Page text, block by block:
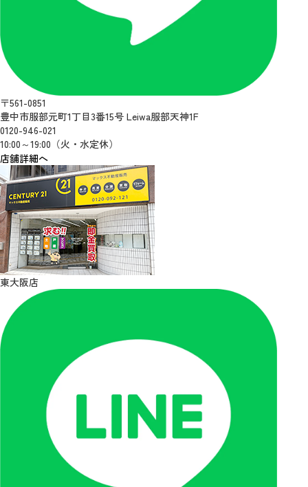
〒561-0851
豊中市服部元町1丁目3番15号 Leiwa服部天神1F
0120-946-021
10:00～19:00（火・水定休）
店舗詳細へ
東大阪店